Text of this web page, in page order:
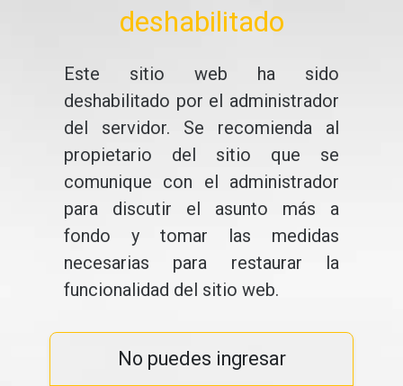
deshabilitado
Este sitio web ha sido
deshabilitado por el administrador
del servidor. Se recomienda al
propietario del sitio que se
comunique con el administrador
para discutir el asunto más a
fondo y tomar las medidas
necesarias para restaurar la
funcionalidad del sitio web.
No puedes ingresar